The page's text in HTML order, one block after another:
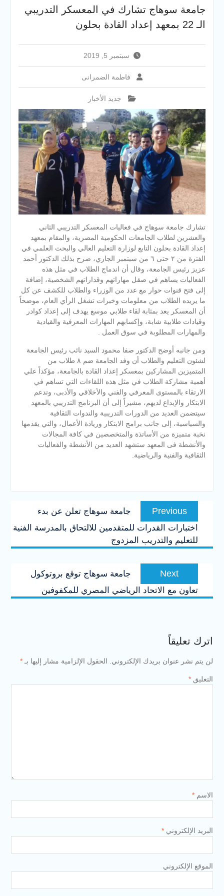
والخدمية بجامعة سوهاج
الجديدة
جامعة سوهاج تفتح أبوابها
الإلكتروني للقبول بالجامعات
2026
جامعة سوهاج تشارك في المعسكر التدريبي
الـ 22 بمعهد إعداد القادة بحلون
سبتمبر 5, 2019
فاطمة الضمرانى
جديد الأخبار
تشارك جامعة سوهاج في فعاليات المعسكر التدريبي الثاني
والعشرين لطلاب الجامعات الحكومية المصرية، والمقام بمعهد
إعداد القادة بحلون التابع لوزارة التعليم العالي والبحث العلمي في
الفترة من ٢ حتى ٦ من سبتمبر الجاري، صرح بذلك الدكتور أحمد
عزيز رئيس الجامعة، وقال أن اندماج الطلاب في مثل هذه
الفعاليات يساهم في صقل مهاراتهم وقداراتهم الشخصية، إضافة
إلى فتح قنوات حوار مع عدد من الوزراء والطلاب للكشف عن كل
ما يريده الطلاب من معلومات وخبرات تشغل الرأي العام، موضحاً
أن المعسكر يعد بمثابة لقاء طلابي موسع يهدف إلى إعداد كوادر
وقيادات طلابية شابة، وإكسابهم المهارات المعرفية والقيادية
والمهارات المطلوبة في سوق العمل .
ومن جانبه أوضح الدكتور صفا محمود السيد نائب رئيس الجامعة
لشئون التعليم والطلاب أن وفد الجامعة ضم ٨ طلاب من
المتميزين المشاركين بمعسكر إعداد القادة بالجامعة، مؤكداً علي
أهمية مشاركة الطلاب في مثل هذه اللقاءات التي تساهم في
الارتقاء بالمستوى المعرفي والفني والأخلاقي والأدبى، وتدعم
الابتكار والإبداع لديهم، مشيراً إلى أن البرنامج التدريبي بالمعهد
سيتضمن العديد من الدورات التدريبية والندوات الثقافية
والسياسية، إلى جانب برامج الابتكار وريادة الأعمال، والتي يقدمها
نخبة متميزة من الأساتذة والمتخصصين في كافة المجالات
والأنشطة فى المعهد ستشهد العديد من الأنشطة والفعاليات
الثقافية والفنية والرياضية.
تصفّح
المقالاتPrevious
Previous
post:
جامعة سوهاج تعلن عن بدء
اختبارات القدرات للمتقدمين للالتحاق بالمدرسة الفنية
للتعليم والتدريب المزدوج
Next
Next
post:
جامعة سوهاج توقع بروتوكول
تعاون مع الاتحاد الرياضي المصري للمكفوفين
اترك تعليقاً
لن يتم نشر عنوان بريدك الإلكتروني. الحقول الإلزامية مشار إليها بـ *
التعليق *
الاسم *
البريد الإلكتروني *
الموقع الإلكتروني